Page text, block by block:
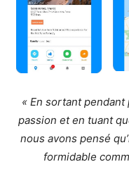
« En sortant pendant
passion et en tuant
nous avons pensé
formidable